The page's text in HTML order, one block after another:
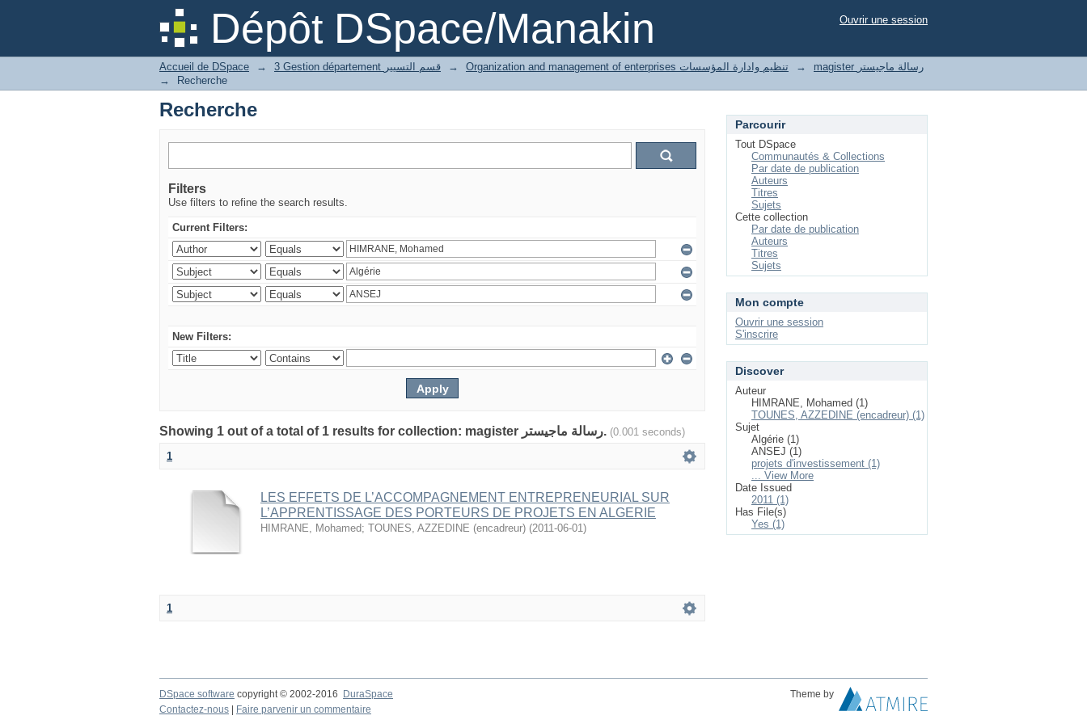
Dépôt DSpace/Manakin
Recherche Ouvrir une session
Accueil de DSpace → 3 Gestion département قسم التسيير → Organization and management of enterprises تنظيم وادارة المؤسسات →
magister رسالة ماجيستر
→
Recherche
Recherche
Filters
Use filters to refine the search results.
Current Filters:
New Filters:
Showing 1 out of a total of 1 results for collection: magister رسالة ماجيستر.
(0.001 seconds)
1
LES EFFETS DE L’ACCOMPAGNEMENT ENTREPRENEURIAL SUR
L’APPRENTISSAGE DES PORTEURS DE PROJETS EN ALGERIE
HIMRANE, Mohamed; TOUNES, AZZEDINE (encadreur) (2011-06-01)
1
Parcourir
Tout DSpace
Communautés & Collections
Par date de publication
Auteurs
Titres
Sujets
Cette collection
Par date de publication
Auteurs
Titres
Sujets
Mon compte
Ouvrir une session
S'inscrire
Discover
Auteur
HIMRANE, Mohamed (1)
TOUNES, AZZEDINE (encadreur) (1)
Sujet
Algérie (1)
ANSEJ (1)
projets d'investissement (1)
... View More
Date Issued
2011 (1)
Has File(s)
Yes (1)
DSpace software copyright © 2002-2016 DuraSpace
Theme by
Contactez-nous
Faire parvenir un commentaire